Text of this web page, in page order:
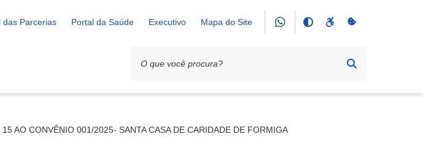
das Parcerias Portal da Saúde Executivo Mapa do Site
AO CONVÊNIO 001/2025- SANTA CASA DE CARIDADE DE FORMIGA